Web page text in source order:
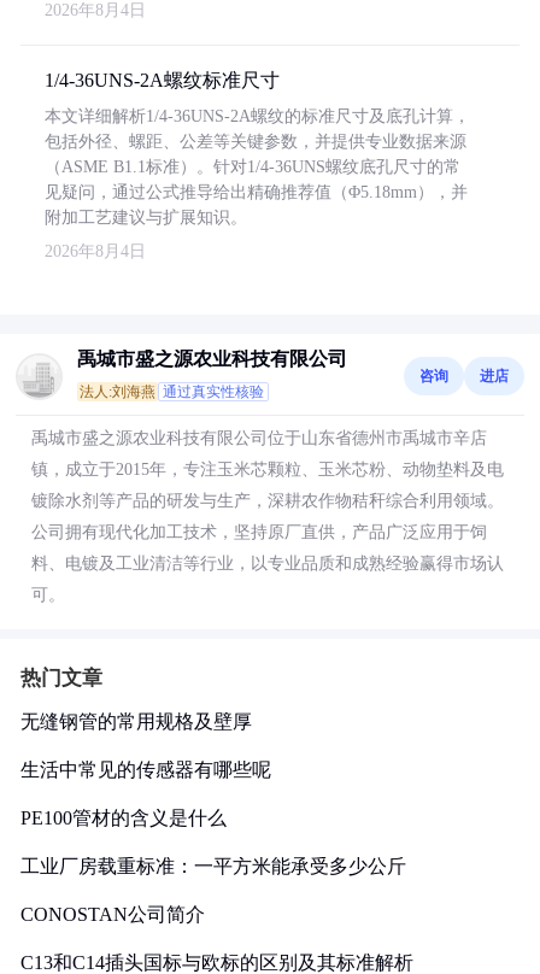
2026年8月4日
1/4-36UNS-2A螺纹标准尺寸
本文详细解析1/4-36UNS-2A螺纹的标准尺寸及底孔计算，
包括外径、螺距、公差等关键参数，并提供专业数据来源
（ASME B1.1标准）。针对1/4-36UNS螺纹底孔尺寸的常
见疑问，通过公式推导给出精确推荐值（Φ5.18mm），并
附加工艺建议与扩展知识。
2026年8月4日
禹城市盛之源农业科技有限公司
法人:刘海燕 通过真实性核验
咨询 进店
禹城市盛之源农业科技有限公司位于山东省德州市禹城市辛店
镇，成立于2015年，专注玉米芯颗粒、玉米芯粉、动物垫料及电
镀除水剂等产品的研发与生产，深耕农作物秸秆综合利用领域。
公司拥有现代化加工技术，坚持原厂直供，产品广泛应用于饲
料、电镀及工业清洁等行业，以专业品质和成熟经验赢得市场认
可。
热门文章
无缝钢管的常用规格及壁厚
生活中常见的传感器有哪些呢
PE100管材的含义是什么
工业厂房载重标准：一平方米能承受多少公斤
CONOSTAN公司简介
C13和C14插头国标与欧标的区别及其标准解析